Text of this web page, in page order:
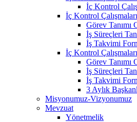
İç Kontrol
İç Kontrol
Görev Tanımı
İş Süreçleri
İş Takvimi
İç Kontrol
Görev Tanımı
İş Süreçleri
İş Takvimi
3 Aylık
Misyonumuz-Vizyonumuz
Mevzuat
Yönetmelik